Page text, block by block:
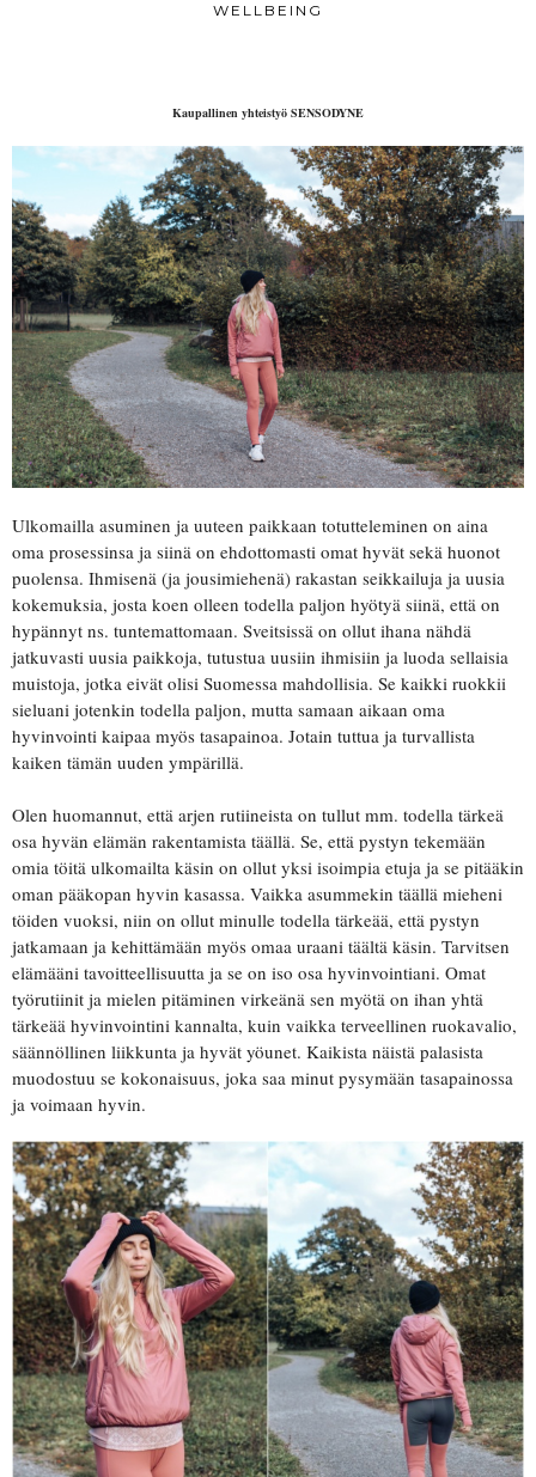
WELLBEING
Kaupallinen yhteistyö SENSODYNE
Ulkomailla asuminen ja uuteen paikkaan totutteleminen on aina
oma prosessinsa ja siinä on ehdottomasti omat hyvät sekä huonot
puolensa. Ihmisenä (ja jousimiehenä) rakastan seikkailuja ja uusia
kokemuksia, josta koen olleen todella paljon hyötyä siinä, että on
hypännyt ns. tuntemattomaan. Sveitsissä on ollut ihana nähdä
jatkuvasti uusia paikkoja, tutustua uusiin ihmisiin ja luoda sellaisia
muistoja, jotka eivät olisi Suomessa mahdollisia. Se kaikki ruokkii
sieluani jotenkin todella paljon, mutta samaan aikaan oma
hyvinvointi kaipaa myös tasapainoa. Jotain tuttua ja turvallista
kaiken tämän uuden ympärillä.
Olen huomannut, että arjen rutiineista on tullut mm. todella tärkeä
osa hyvän elämän rakentamista täällä. Se, että pystyn tekemään
omia töitä ulkomailta käsin on ollut yksi isoimpia etuja ja se pitääkin
oman pääkopan hyvin kasassa. Vaikka asummekin täällä mieheni
töiden vuoksi, niin on ollut minulle todella tärkeää, että pystyn
jatkamaan ja kehittämään myös omaa uraani täältä käsin. Tarvitsen
elämääni tavoitteellisuutta ja se on iso osa hyvinvointiani. Omat
työrutiinit ja mielen pitäminen virkeänä sen myötä on ihan yhtä
tärkeää hyvinvointini kannalta, kuin vaikka terveellinen ruokavalio,
säännöllinen liikkunta ja hyvät yöunet. Kaikista näistä palasista
muodostuu se kokonaisuus, joka saa minut pysymään tasapainossa
ja voimaan hyvin.